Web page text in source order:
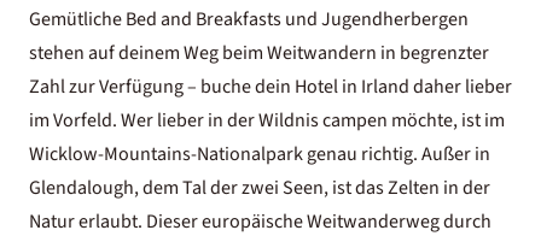
Gemütliche Bed and Breakfasts und Jugendherbergen
stehen auf deinem Weg beim Weitwandern in begrenzter
Zahl zur Verfügung – buche dein Hotel in Irlanddaher lieber
im Vorfeld. Wer lieber in der Wildnis campen möchte, ist im
Wicklow-Mountains-Nationalpark genau richtig. Außer in
Glendalough, dem Tal der zwei Seen, ist das Zelten in der
Natur erlaubt. Dieser europäische Weitwanderweg durch